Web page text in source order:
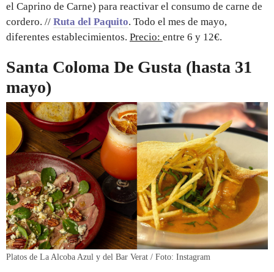
el Caprino de Carne) para reactivar el consumo de carne de
cordero. // Ruta del Paquito. Todo el mes de mayo,
diferentes establecimientos. Precio: entre 6 y 12€.
Santa Coloma De Gusta (hasta 31
mayo)
Platos de La Alcoba Azul y del Bar Verat / Foto: Instagram